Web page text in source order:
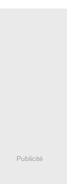
Publicité